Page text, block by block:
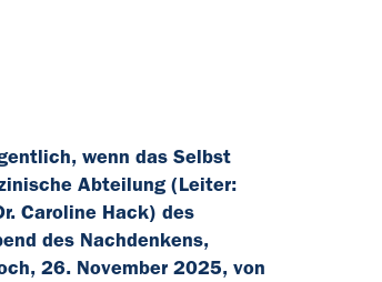
wenn das Selbst
Abteilung (Leiter:
Caroline Hack) des
des Nachdenkens,
26. November 2025, von